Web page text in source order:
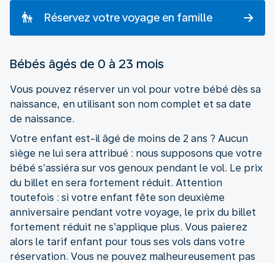
Réservez votre voyage en famille
Bébés âgés de 0 à 23 mois
Vous pouvez réserver un vol pour votre bébé dès sa
naissance, en utilisant son nom complet et sa date
de naissance.
Votre enfant est-il âgé de moins de 2 ans ? Aucun
siège ne lui sera attribué : nous supposons que votre
bébé s’assiéra sur vos genoux pendant le vol. Le prix
du billet en sera fortement réduit. Attention
toutefois : si votre enfant fête son deuxième
anniversaire pendant votre voyage, le prix du billet
fortement réduit ne s’applique plus. Vous paierez
alors le tarif enfant pour tous ses vols dans votre
réservation. Vous ne pouvez malheureusement pas